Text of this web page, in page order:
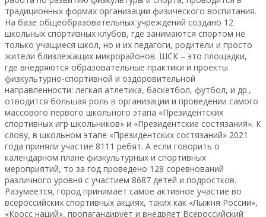
традиционных формах организации физического воспитания.
На базе общеобразовательных учреждений создано 12
школьных спортивных клубов, где занимаются спортом не
только учащиеся школ, но и их педагоги, родители и просто
жители близлежащих микрорайонов. ШСК – это площадки,
где внедряются образовательные практики и проекты
физкультурно-спортивной и оздоровительной
направленности: легкая атлетика, баскетбол, футбол, и др.,
отводится большая роль в организации и проведении самого
массового первого школьного этапа «Президентских
спортивных игр школьников» и «Президентские состязания». К
слову, в школьном этапе «Президентских состязаний» 2021
года приняли участие 8111 ребят. А если говорить о
календарном плане физкультурных и спортивных
мероприятий, то за год проведено 128 соревнований
различного уровня с участием 8687 детей и подростков.
Разумеется, город принимает самое активное участие во
всероссийских спортивных акциях, таких как «Лыжня России»,
«Кросс наций», пропагандирует и внедряет Всероссийский